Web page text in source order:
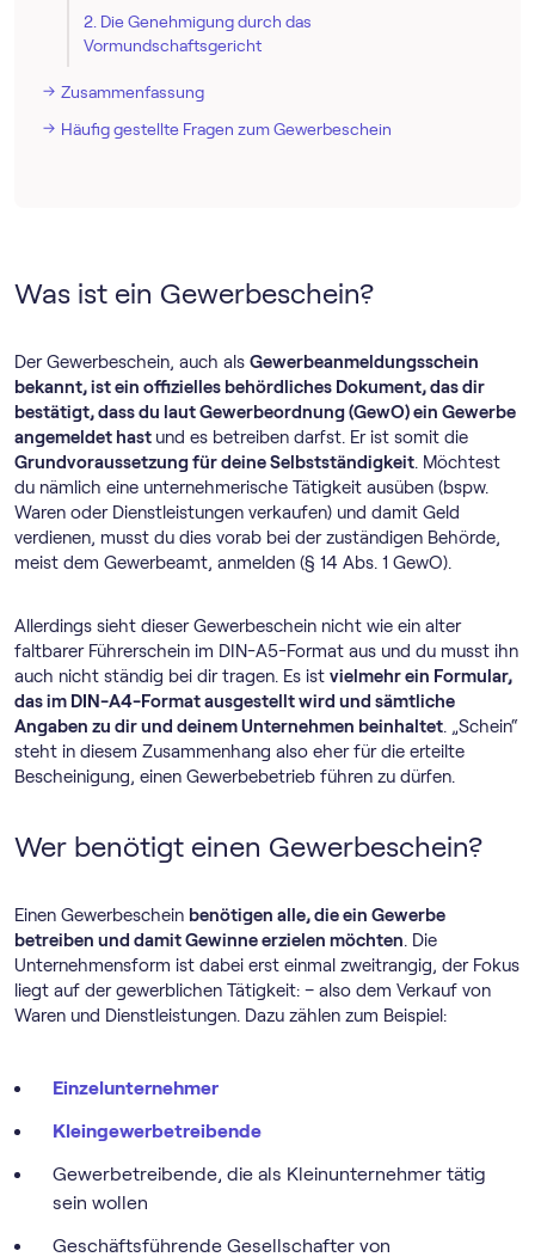
2. Die Genehmigung durch das
Vormundschaftsgericht
Zusammenfassung
Häufig gestellte Fragen zum Gewerbeschein
Was ist ein Gewerbeschein?
Der Gewerbeschein, auch als Gewerbeanmeldungsschein
bekannt, ist ein offizielles behördliches Dokument, das dir
bestätigt, dass du laut Gewerbeordnung (GewO) ein Gewerbe
angemeldet hast und es betreiben darfst. Er ist somit die
Grundvoraussetzung für deine Selbstständigkeit. Möchtest
du nämlich eine unternehmerische Tätigkeit ausüben (bspw.
Waren oder Dienstleistungen verkaufen) und damit Geld
verdienen, musst du dies vorab bei der zuständigen Behörde,
meist dem Gewerbeamt, anmelden (§ 14 Abs. 1 GewO).
Allerdings sieht dieser Gewerbeschein nicht wie ein alter
faltbarer Führerschein im DIN-A5-Format aus und du musst ihn
auch nicht ständig bei dir tragen. Es ist vielmehr ein Formular,
das im DIN-A4-Format ausgestellt wird und sämtliche
Angaben zu dir und deinem Unternehmen beinhaltet. „Schein“
steht in diesem Zusammenhang also eher für die erteilte
Bescheinigung, einen Gewerbebetrieb führen zu dürfen.
Wer benötigt einen Gewerbeschein?
Einen Gewerbeschein benötigen alle, die ein Gewerbe
betreiben und damit Gewinne erzielen möchten. Die
Unternehmensform ist dabei erst einmal zweitrangig, der Fokus
liegt auf der gewerblichen Tätigkeit: – also dem Verkauf von
Waren und Dienstleistungen. Dazu zählen zum Beispiel:
Einzelunternehmer
Kleingewerbetreibende
Gewerbetreibende, die als Kleinunternehmer tätig
sein wollen
Geschäftsführende Gesellschafter von